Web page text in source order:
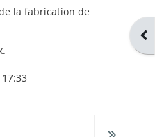
la fabrication de